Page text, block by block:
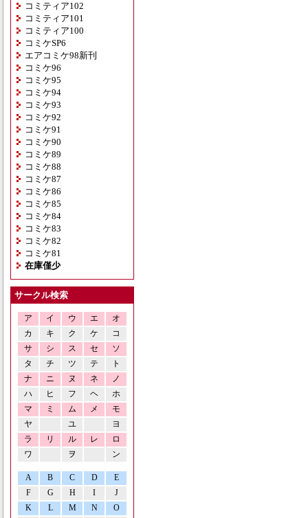
コミティア102
コミティア101
コミティア100
コミケSP6
エアコミケ98新刊
コミケ96
コミケ95
コミケ94
コミケ93
コミケ92
コミケ91
コミケ90
コミケ89
コミケ88
コミケ87
コミケ86
コミケ85
コミケ84
コミケ83
コミケ82
コミケ81
在庫僅少
サークル検索
ア イ ウ エ
オ
カ
キ ク ケ
コ
サ
シ ス セ
ソ
タ
チ ツ テ
ト
ナ
ニ ヌ ネ
ノ
ハ
ヒ フ ヘ
ホ
マ
ミ ム メ
モ
ヤ
ユ
ヨ
ラ
リ ル レ
ロ
ワ
ヲ ン
A B C D
E
F
G H I
J
K
L M N O